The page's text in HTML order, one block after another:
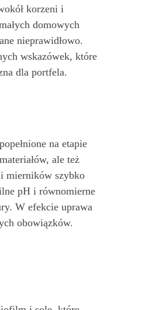
korzeni i
domowych
nieprawidłowo.
wskazówek, które
dla portfela.
na etapie
ale też
mierników szybko
pH i równomierne
W efekcie uprawa
obowiązków.